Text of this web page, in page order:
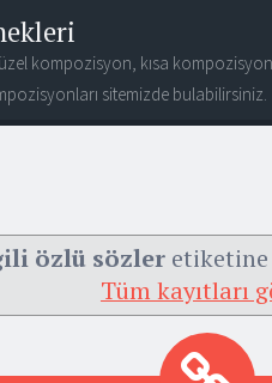
kompozisyon, kısa
sitemizde bulabilirsiniz.
özlü sözler
Tüm kayıtları